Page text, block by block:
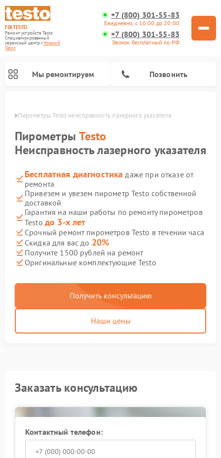
FIX-TESTO
Ремонт устройств Testo
Специализированный
cервисный центр г.Нижний
Тагил
+7 (800) 301-55-83
Ежедневно, с 10:00 до 20:00
+7 (800) 301-55-83
Звонок бесплатный по РФ
Мы ремонтируем Позвонить
Пирометры Testo неисправность лазерного указателя
ПирометрыTesto
Неисправность лазерного указателя
Бесплатная диагностика даже при отказе от
ремонта
Привезем и увезем пирометр Testo собственной
доставкой
Гарантия на наши работы по ремонту пирометров
Testo до 3-х лет
Срочный ремонт пирометров Testo в течении часа
Скидка для вас до 20%
Получите 1500 рублей на ремонт
Оригинальные комплектующие Testo
Получить консультацию
Наши цены
Заказать консультацию
Контактный телефон: